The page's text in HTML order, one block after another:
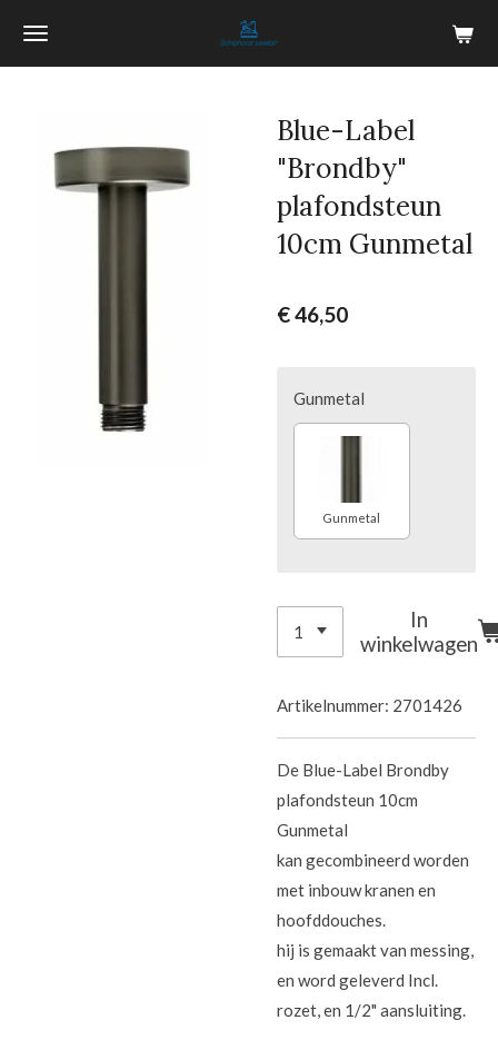
Ga
hoofdinhoud
Blue-Label
"Brondby"
plafondsteun
10cm Gunmetal
€ 46,50
Gunmetal
Gunmetal
In
winkelwagen
Artikelnummer: 2701426
De Blue-Label Brondby
plafondsteun 10cm
Gunmetal
kan gecombineerd worden
met inbouw kranen en
hoofddouches.
hij is gemaakt van messing,
en word geleverd Incl.
rozet, en 1/2" aansluiting.